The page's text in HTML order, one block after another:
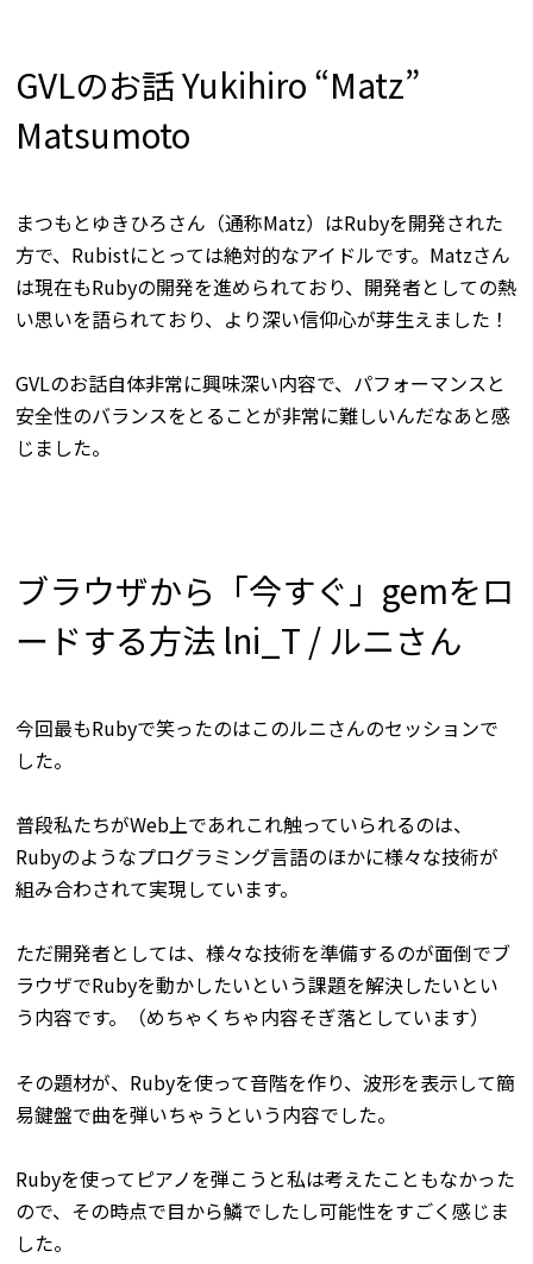
GVLのお話 Yukihiro “Matz”
Matsumoto
まつもとゆきひろさん（通称Matz）はRubyを開発された
方で、Rubistにとっては絶対的なアイドルです。Matzさん
は現在もRubyの開発を進められており、開発者としての熱
い思いを語られており、より深い信仰心が芽生えました！
GVLのお話自体非常に興味深い内容で、パフォーマンスと
安全性のバランスをとることが非常に難しいんだなあと感
じました。
ブラウザから「今すぐ」gemをロ
ードする方法 lni_T / ルニさん
今回最もRubyで笑ったのはこのルニさんのセッションで
した。
普段私たちがWeb上であれこれ触っていられるのは、
Rubyのようなプログラミング言語のほかに様々な技術が
組み合わされて実現しています。
ただ開発者としては、様々な技術を準備するのが面倒でブ
ラウザでRubyを動かしたいという課題を解決したいとい
う内容です。（めちゃくちゃ内容そぎ落としています）
その題材が、Rubyを使って音階を作り、波形を表示して簡
易鍵盤で曲を弾いちゃうという内容でした。
Rubyを使ってピアノを弾こうと私は考えたこともなかった
ので、その時点で目から鱗でしたし可能性をすごく感じま
した。